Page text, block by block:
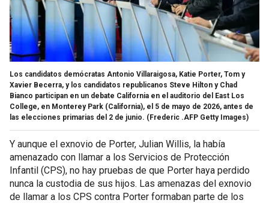
Los candidatos demócratas Antonio Villaraigosa, Katie Porter, Tom y
Xavier Becerra, y los candidatos republicanos Steve Hilton y Chad
Bianco participan en un debate California en el auditorio del East Los
College, en Monterey Park (California), el 5 de mayo de 2026, antes de
las elecciones primarias del 2 de junio. (Frederic .AFP Getty Images)
Y aunque el exnovio de Porter, Julian Willis, la había
amenazado con llamar a los Servicios de Protección
Infantil (CPS), no hay pruebas de que Porter haya perdido
nunca la custodia de sus hijos. Las amenazas del exnovio
de llamar a los CPS contra Porter formaban parte de los